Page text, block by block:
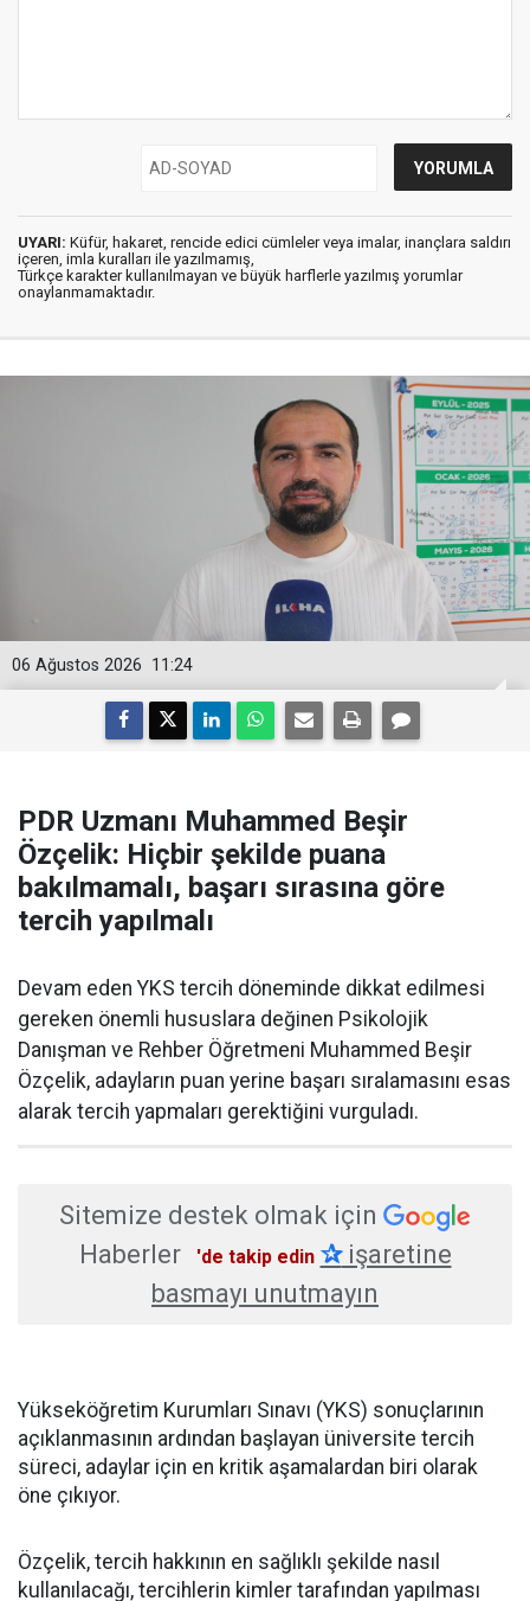
UYARI: Küfür, hakaret, rencide edici cümleler veya imalar, inançlara saldırı
içeren, imla kuralları ile yazılmamış,
Türkçe karakter kullanılmayan ve büyük harflerle yazılmış yorumlar
onaylanmamaktadır.
11:24
06 Ağustos 2026
PDR Uzmanı Muhammed Beşir
Özçelik: Hiçbir şekilde puana
bakılmamalı, başarı sırasına göre
tercih yapılmalı
Devam eden YKS tercih döneminde dikkat edilmesi
gereken önemli hususlara değinen Psikolojik
Danışman ve Rehber Öğretmeni Muhammed Beşir
Özçelik, adayların puan yerine başarı sıralamasını esas
alarak tercih yapmaları gerektiğini vurguladı.
Sitemize destek olmak için
Haberler
'de takip edin ✰işaretine
basmayı unutmayın
Yükseköğretim Kurumları Sınavı (YKS) sonuçlarının
açıklanmasının ardından başlayan üniversite tercih
süreci, adaylar için en kritik aşamalardan biri olarak
öne çıkıyor.
Özçelik, tercih hakkının en sağlıklı şekilde nasıl
kullanılacağı, tercihlerin kimler tarafından yapılması